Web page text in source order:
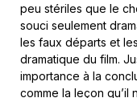
peu stériles que le
souci seulement
les faux départs et
dramatique du film.
importance à la
comme la leçon qu’il